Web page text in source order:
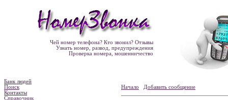
Чей номер телефона? Кто звонил? Отзывы
Узнать номер, развод, предупреждения
Проверка номера, мошенничество
Банк людей
Поиск
Контакты
Справочник
Начало Добавить сообщение